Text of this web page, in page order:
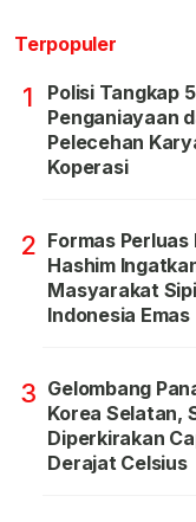
Terpopuler
1
Polisi Tangkap
Penganiayaan
Pelecehan
Koperasi
2 Formas Perluas
Hashim
Masyarakat
Indonesia Emas
3 Gelombang
Korea Selatan,
Diperkirakan
Derajat Celsius